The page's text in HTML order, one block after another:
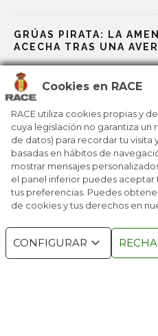
Cookies en RACE
RACE utiliza cookies propias y
cuya legislación no garantiza
de datos) para recordar tu visita
basadas en hábitos de
mostrar mensajes
el panel inferior puedes
tus preferencias. Puedes
de cookies y tus derechos en
CONFIGURAR
GRÚAS PIRATA: LA
ACECHA TRAS UNA
EL CAMINO AL
PARA LA PREVENCIÓN
ÁNGEL CÁMARA,
MEJOR CONDUCTOR